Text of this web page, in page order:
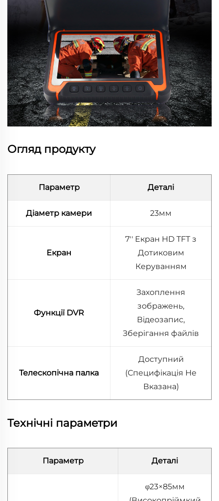
Огляд продукту
Параметр Деталі
Діаметр камери 23мм
Екран
7'' Екран HD TFT з
Дотиковим
Керуванням
Функції DVR
Захоплення
зображень,
Відеозапис,
Зберігання файлів
Телескопічна палка
Доступний
(Специфікація Не
Вказана)
Технічні параметри
Параметр Деталі
φ23×85мм